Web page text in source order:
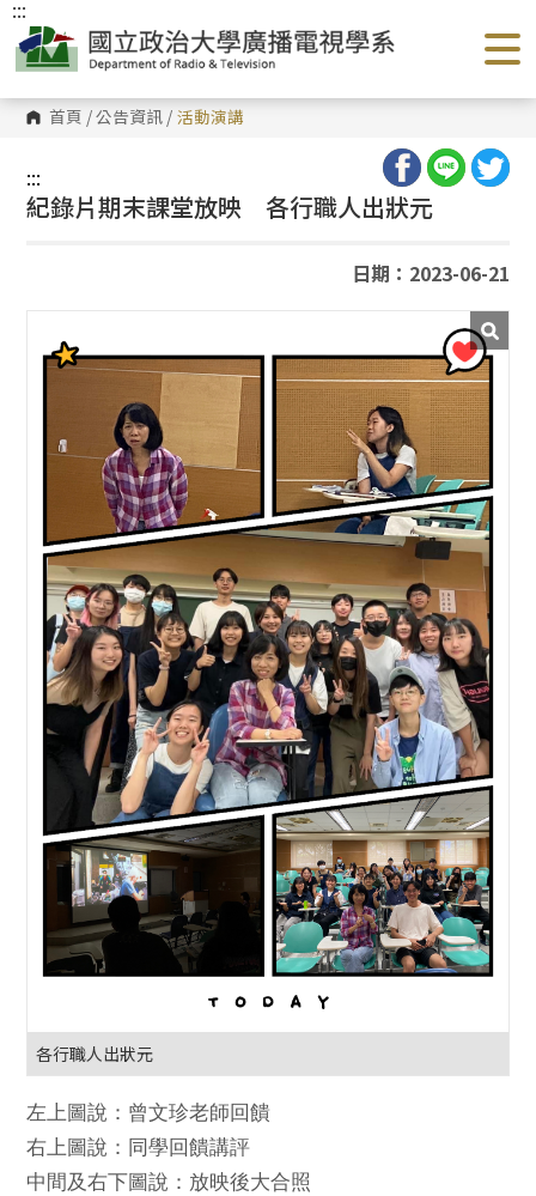
跳
到
主
要
內
容
區 首頁 /公告資訊 / 活動演講
:::
:::
紀錄片期末課堂放映 各行職人出狀元
日期：2023-06-21
各行職人出狀元
左上圖說：曾文珍老師回饋
右上圖說：同學回饋講評
中間及右下圖說：放映後大合照